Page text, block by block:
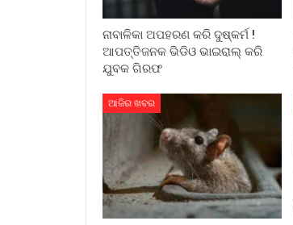
ନାବାଳିକା ଅପହରଣ କରି ଦୁଷ୍କର୍ମ !
ଆପତ୍ତିଜନକ ଭିଡିଓ ଭାଇରାଲ୍ କରି
ଯୁବକ ଗିରଫ
ଆଜିର ଖବର